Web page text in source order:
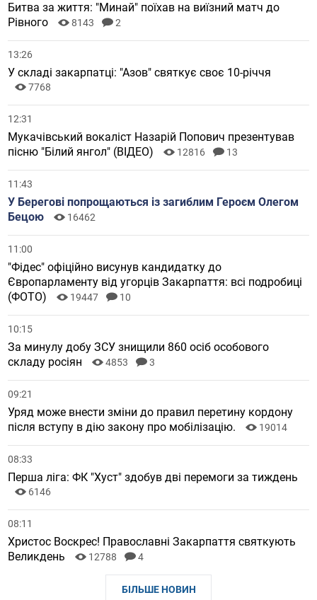
Битва за життя: "Минай" поїхав на виїзний матч до
Рівного
8143 2
13:26
У складі закарпатці: "Азов" святкує своє 10-річчя
7768
12:31
Мукачівський вокаліст Назарій Попович презентував
пісню "Білий янгол" (ВІДЕО)
12816 13
11:43
У Берегові попрощаються із загиблим Героєм Олегом
Бецою
16462
11:00
"Фідес" офіційно висунув кандидатку до
Європарламенту від угорців Закарпаття: всі подробиці
(ФОТО)
19447 10
10:15
За минулу добу ЗСУ знищили 860 осіб особового
складу росіян
4853 3
09:21
Уряд може внести зміни до правил перетину кордону
після вступу в дію закону про мобілізацію.
19014
08:33
Перша ліга: ФК "Хуст" здобув дві перемоги за тиждень
6146
08:11
Христос Воскрес! Православні Закарпаття святкують
Великдень
12788 4
БІЛЬШЕ НОВИН